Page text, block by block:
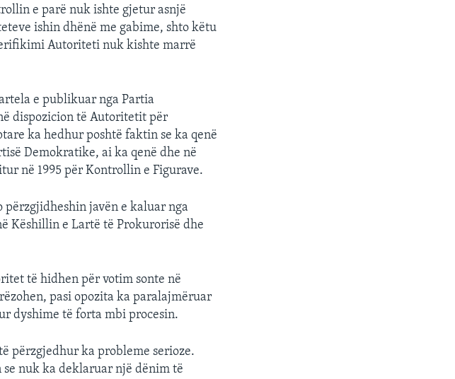
e parë nuk ishte gjetur asnjë
ishin dhënë me gabime, shto këtu
Autoriteti nuk kishte marrë
e publikuar nga Partia
dispozicion të Autoritetit për
ka hedhur poshtë faktin se ka qenë
Demokratike, ai ka qenë dhe në
në 1995 për Kontrollin e Figurave.
përzgjidheshin javën e kaluar nga
Këshillin e Lartë të Prokurorisë dhe
të hidhen për votim sonte në
pasi opozita ka paralajmëruar
dyshime të forta mbi procesin.
përzgjedhur ka probleme serioze.
nuk ka deklaruar një dënim të